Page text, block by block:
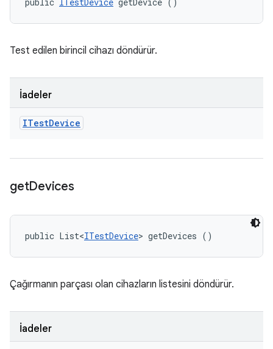
Test edilen birincil cihazı döndürür.
İadeler
ITestDevice
getDevices
public List<ITestDevice> getDevices ()
Çağırmanın parçası olan cihazların listesini döndürür.
İadeler